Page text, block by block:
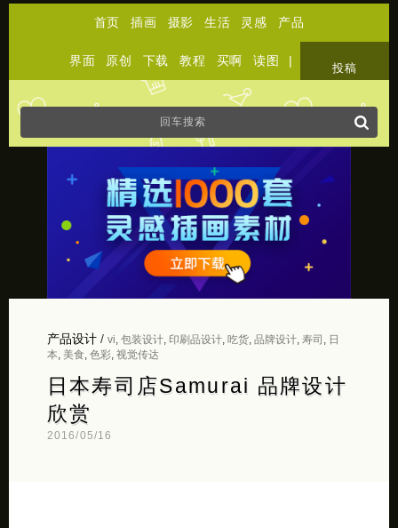
首页 插画 摄影 生活 灵感 产品
界面 原创 下载 教程 买啊 读图 |
投稿
产品设计/ vi 包装设计, 印刷品设计, 吃货, 品牌设计, 寿司
日
本, 美食 色彩, 视觉传达
日本寿司店Samurai 品牌设计
欣赏
2016/05/16